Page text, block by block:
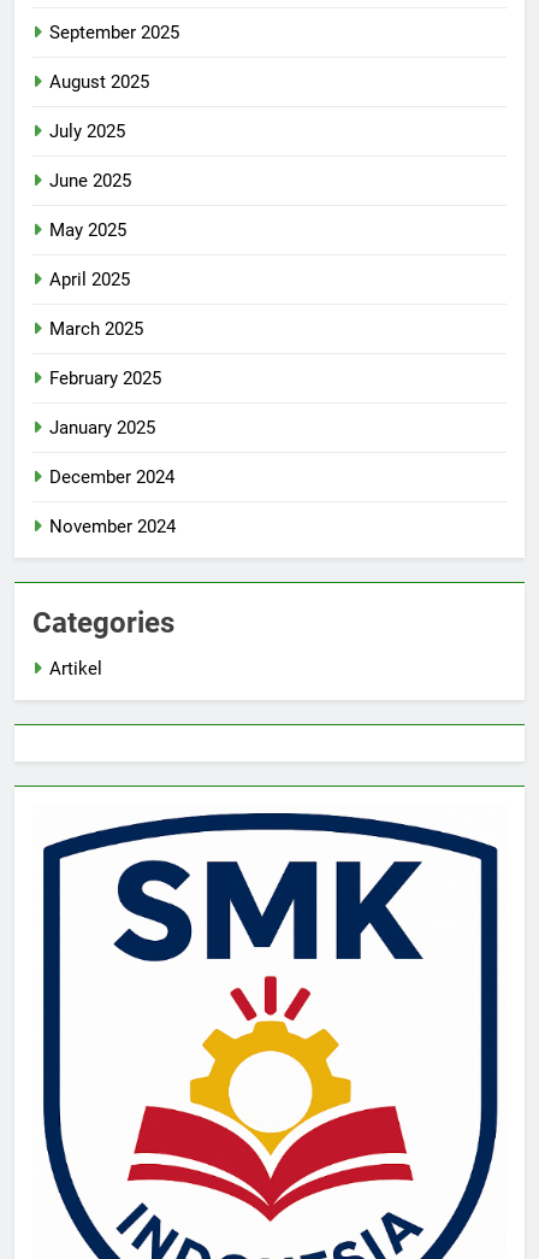
September 2025
August 2025
July 2025
June 2025
May 2025
April 2025
March 2025
February 2025
January 2025
December 2024
November 2024
Categories
Artikel